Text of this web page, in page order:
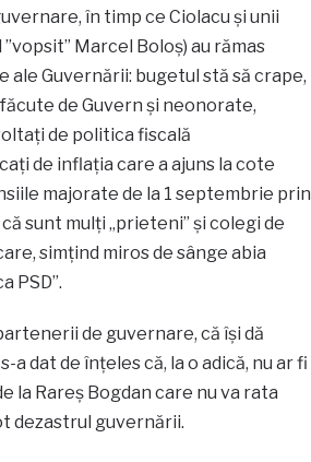
în timp ce Ciolacu și unii
Marcel Boloș) au rămas
Guvernării: bugetul stă să crape,
de Guvern și neonorate,
de politica fiscală
de inflația care a ajuns la cote
majorate de la 1 septembrie prin
sunt mulți „prieteni” și colegi de
simțind miros de sânge abia
PSD”.
de guvernare, că își dă
a dat de înțeles că, la o adică, nu ar fi
la Rareș Bogdan care nu va rata
dezastrul guvernării.